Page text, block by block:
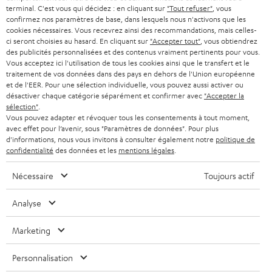
w
s
l
e
t
t
e
r
SMART HOME
BLUETOOTH
CASQUES AUDIO
CASQUES BLUETOOTH AUDIO
SYSTEMES COMPLETS
ENCEINTES
ULTIMA
ÉCOUTEURS INTRA-AURICULAIRES
FANSHOP
NOUVEAUTÉS
B2B
NEWSLETTER
MAGASINS
AVANTAGES D’ACHAT
L’HISTOIRE DE TEUFEL
SUISSE
PAYS-BAS
BELGIQUE
FRANCE
POLOGNE
ITALIE
USA
Sous réserve de modifications techniques, de fautes de frappe et d’autres
erreurs. Les accessoires figurant sur l’image ne font pas partie du contenu de
terminal. C'est vous qui décidez : en cliquant sur "Tout refuser" , vous
confirmez nos paramètres de base, dans lesquels nous n'activons que les
cookies nécessaires. Vous recevrez ainsi des recommandations, mais celles-
ci seront choisies au hasard. En cliquant sur "Accepter tout" , vous obtiendrez
des publicités personnalisées et des contenus vraiment pertinents pour vous.
Vous acceptez ici l'utilisation de tous les cookies ainsi que le transfert et le
traitement de vos données dans des pays en dehors de l'Union européenne
et de l'EER. Pour une sélection individuelle, vous pouvez aussi activer ou
désactiver chaque catégorie séparément et confirmer avec "Accepter la
sélection"
Vous pouvez adapter et révoquer tous les consentements à tout moment,
avec effet pour l’avenir, sous "Paramètres de données". Pour plus
d'informations, nous vous invitons à consulter également notre politique de
confidentialité des données et les mentions légales
Nécessaire Toujours actif
Analyse
Marketing
Personnalisation